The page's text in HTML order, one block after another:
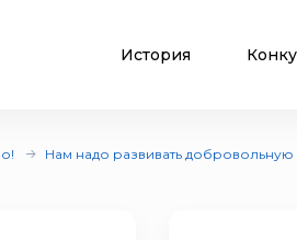
История
Нам надо развивать